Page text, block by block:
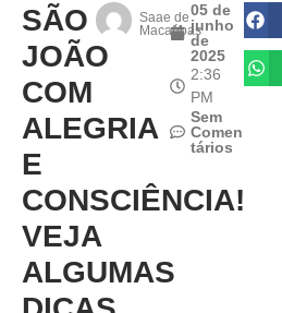
SÃO
JOÃO
COM
ALEGRIA
E
CONSCIÊNCIA!
VEJA
ALGUMAS
Saae de
Macaúbas
05 de
junho
de
2025
2:36
PM
Sem
Comen
tários